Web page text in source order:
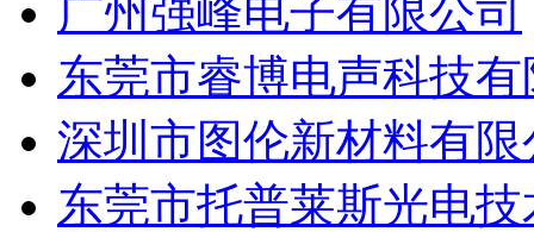
广州强峰电子有限公司
东莞市睿博电声科技
深圳市图伦新材料有限
东莞市托普莱斯光电